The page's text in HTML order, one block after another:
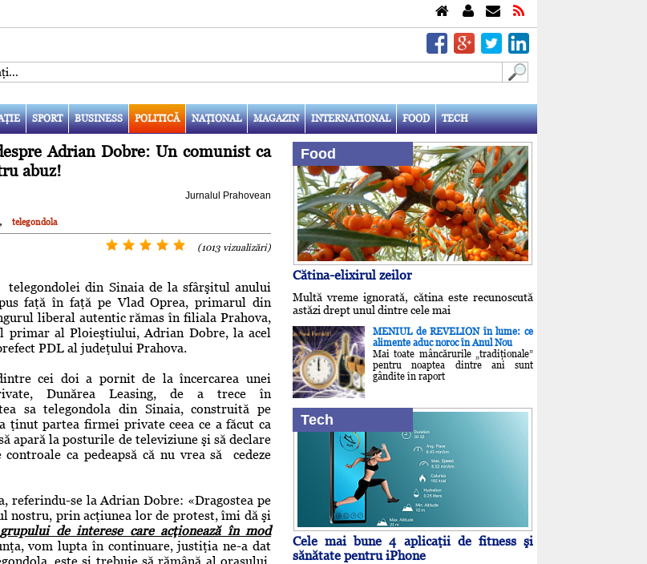
SPORT BUSINESS POLITICĂ NAŢIONAL MAGAZIN INTERNATIONAL FOOD TECH
Adrian Dobre: Un comunist ca
abuz!
Jurnalul Prahovean
, telegondola
(1013 vizualizări)
telegondolei din Sinaia de la sfârşitul anului
faţă în faţă pe Vlad Oprea, primarul din
liberal autentic rămas în filiala Prahova,
primar al Ploieştiului, Adrian Dobre, la acel
PDL al judeţului Prahova.
cei doi a pornit de la încercarea unei
Dunărea Leasing, de a trece în
sa telegondola din Sinaia, construită pe
partea firmei private ceea ce a făcut ca
apară la posturile de televiziune şi să declare
ca pedeapsă că nu vrea să cedeze
referindu-se la Adrian Dobre: «Dragostea pe
nostru, prin acţiunea lor de protest, îmi dă şi
de interese care acţionează în mod
vom lupta în continuare, justiţia ne-a dat
este şi trebuie să rămână al oraşului.
Food
Cătina-elixirul zeilor
Multă vreme ignorată, cătina este recunoscută
astăzi drept unul dintre cele mai
MENIUL de REVELION în lume: ce
alimente aduc noroc în Anul Nou
Mai toate mâncărurile „tradiţionale”
pentru noaptea dintre ani sunt
gândite în raport
Tech
Cele mai bune 4 aplicaţii de fitness şi
sănătate pentru iPhone